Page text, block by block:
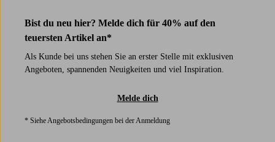
Bist du neu hier? Melde dich für 40% auf den
teuersten Artikel an*
Als Kunde bei uns stehen Sie an erster Stelle mit exklusiven
Angeboten, spannenden Neuigkeiten und viel Inspiration.
Melde dich
* Siehe Angebotsbedingungen bei der Anmeldung